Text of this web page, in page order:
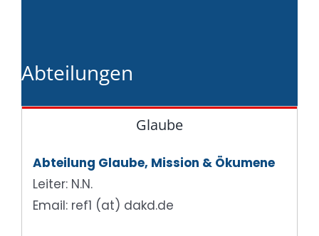
Abteilungen
Glaube
Abteilung Glaube, Mission & Ökumene
Leiter: N.N.
Email: ref1 (at) dakd.de